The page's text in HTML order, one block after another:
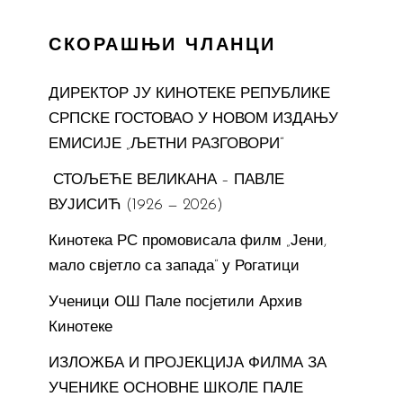
СКОРАШЊИ ЧЛАНЦИ
ДИРЕКТОР ЈУ КИНОТЕКЕ РЕПУБЛИКЕ
СРПСКЕ ГОСТОВАО У НОВОМ ИЗДАЊУ
ЕМИСИЈЕ „ЉЕТНИ РАЗГОВОРИ“
СТОЉЕЋЕ ВЕЛИКАНА – ПАВЛЕ
ВУЈИСИЋ (1926 — 2026)
Кинотека РС промовисала филм „Јени,
мало свјетло са запада“ у Рогатици
Ученици ОШ Пале посјетили Архив
Кинотеке
ИЗЛОЖБА И ПРОЈЕКЦИЈА ФИЛМА ЗА
УЧЕНИКЕ ОСНОВНЕ ШКОЛЕ ПАЛЕ